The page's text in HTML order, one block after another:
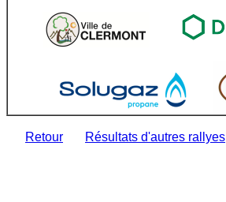
Retour Résultats d'autres rallyes